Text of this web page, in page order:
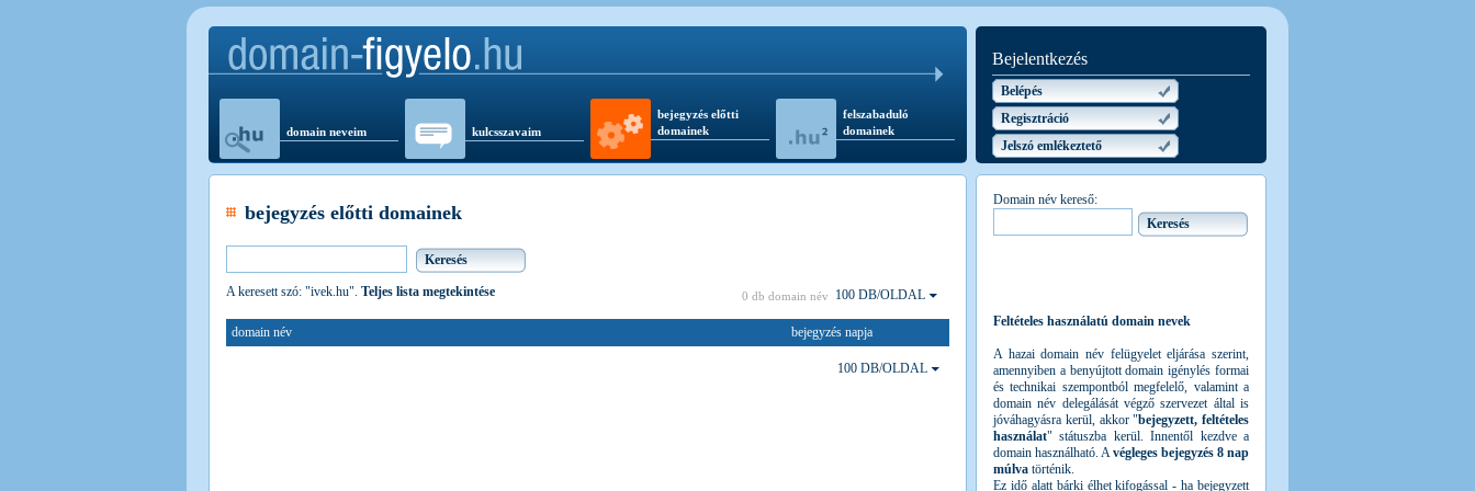
domain neveim kulcsszavaim
bejegyzés előtti
domainek
felszabaduló
domainek
Bejelentkezés
Belépés
Regisztráció
Jelszó emlékeztető
bejegyzés előtti domainek
A keresett szó: "ivek.hu". Teljes lista megtekintése 0 db domain név 100 DB/OLDAL
domain név bejegyzés napja
100 DB/OLDAL
Domain név kereső:
Feltételes használatú domain nevek
A hazai domain név felügyelet eljárása szerint,
amennyiben a benyújtott domain igénylés formai
és technikai szempontból megfelelő, valamint a
domain név delegálását végző szervezet által is
jóváhagyásra kerül, akkor "bejegyzett, feltételes
használat" státuszba kerül. Innentől kezdve a
domain használható. Avégleges bejegyzés 8 nap
múlva történik.
Ez idő alatt bárki élhet kifogással - ha bejegyzett